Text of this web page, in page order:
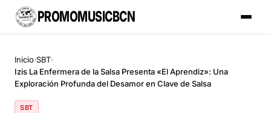
PROMOMUSICBCN
Inicio›SBT›
Izis La Enfermera de la Salsa Presenta «El Aprendiz»: Una
Exploración Profunda del Desamor en Clave de Salsa
SBT